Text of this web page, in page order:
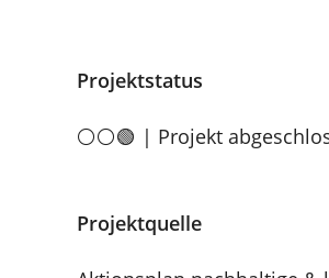
Projektstatus
⚪⚪🟢 | Projekt
Projektquelle